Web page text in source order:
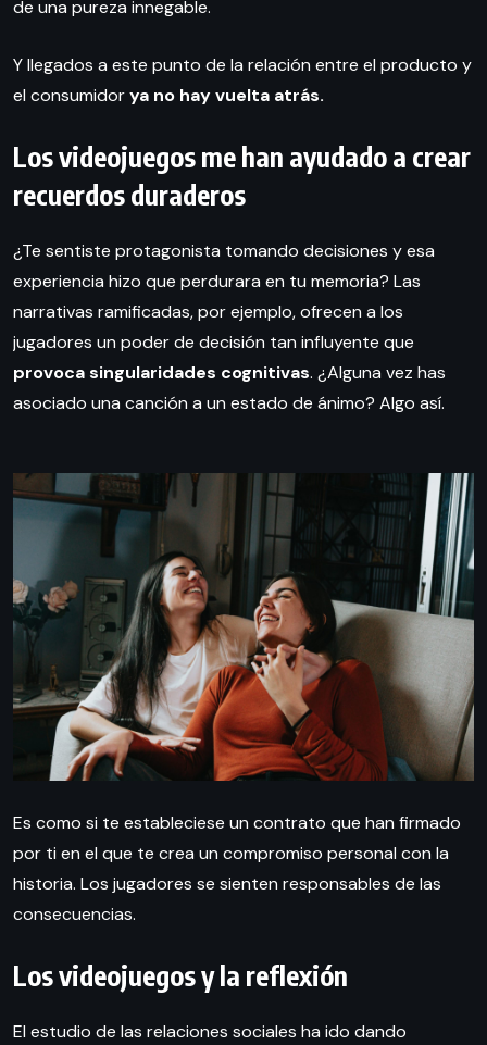
de una pureza innegable.
Y llegados a este punto de la relación entre el producto y
el consumidorya no hay vuelta atrás.
Los videojuegos me han ayudado a crear
recuerdos duraderos
¿Te sentiste protagonista tomando decisiones y esa
experiencia hizo que perdurara en tu memoria? Las
narrativas ramificadas, por ejemplo, ofrecen a los
jugadores un poder de decisión tan influyente que
provoca singularidades cognitivas. ¿Alguna vez has
asociado una canción a un estado de ánimo? Algo así.
Es como si te estableciese un contrato que han firmado
por ti en el que te crea un compromiso personal con la
historia. Los jugadores se sienten responsables de las
consecuencias.
Los videojuegos y la reflexión
El estudio de las relaciones sociales ha ido dando